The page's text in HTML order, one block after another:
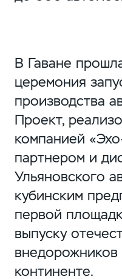
В Гаване
церемония
производства
Проект,
компанией
партнером и
Ульяновского
кубинским
первой
выпуску
внедорожников
континенте.